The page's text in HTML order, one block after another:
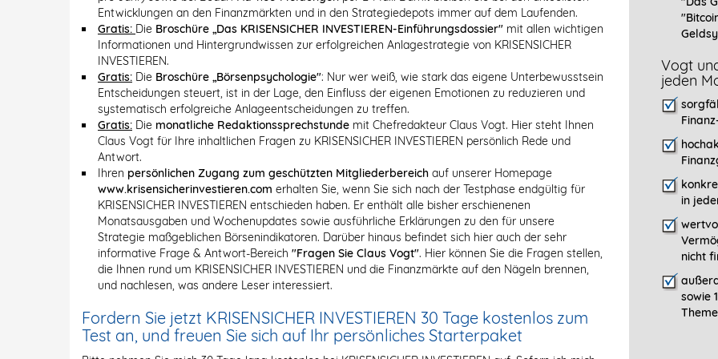
Entwicklungen an den Finanzmärkten und in den Strategiedepots immer auf dem Laufenden.
Gratis: Die Broschüre „Das KRISENSICHER INVESTIEREN-Einführungsdossier" mit allen wichtigen
Informationen und Hintergrundwissen zur erfolgreichen Anlagestrategie von KRISENSICHER
INVESTIEREN.
Gratis: Die Broschüre „Börsenpsychologie": Nur wer weiß, wie stark das eigene Unterbewusstsein
Entscheidungen steuert, ist in der Lage, den Einfluss der eigenen Emotionen zu reduzieren und
systematisch erfolgreiche Anlageentscheidungen zu treffen.
Gratis: Die monatliche Redaktionssprechstunde mit Chefredakteur Claus Vogt. Hier steht Ihnen
Claus Vogt für Ihre inhaltlichen Fragen zu KRISENSICHER INVESTIEREN persönlich Rede und
Antwort.
Ihren persönlichen Zugang zum geschützten Mitgliederbereich auf unserer Homepage
www.krisensicherinvestieren.com erhalten Sie, wenn Sie sich nach der Testphase endgültig für
KRISENSICHER INVESTIEREN entschieden haben. Er enthält alle bisher erschienenen
Monatsausgaben und Wochenupdates sowie ausführliche Erklärungen zu den für unsere
Strategie maßgeblichen Börsenindikatoren. Darüber hinaus befindet sich hier auch der sehr
informative Frage & Antwort-Bereich "Fragen Sie Claus Vogt". Hier können Sie die Fragen stellen,
die Ihnen rund um KRISENSICHER INVESTIEREN und die Finanzmärkte auf den Nägeln brennen,
und nachlesen, was andere Leser interessiert.
Fordern Sie jetzt KRISENSICHER INVESTIEREN 30 Tage kostenlos zum
Test an, und freuen Sie sich auf Ihr persönliches Starterpaket
Vogt
jeden
in
nicht
sowie